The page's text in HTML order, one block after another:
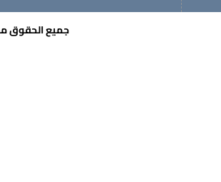
جميع الحقوق